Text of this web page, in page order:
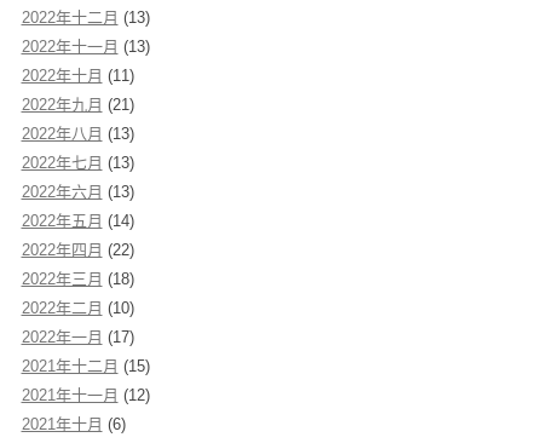
2022年十二月 (13)
2022年十一月 (13)
2022年十月 (11)
2022年九月 (21)
2022年八月 (13)
2022年七月 (13)
2022年六月 (13)
2022年五月 (14)
2022年四月 (22)
2022年三月 (18)
2022年二月 (10)
2022年一月 (17)
2021年十二月 (15)
2021年十一月 (12)
2021年十月 (6)